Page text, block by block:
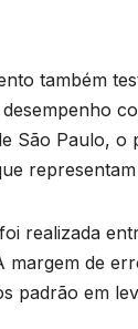
também
São Paulo, o
realizada
margem de
padrão em